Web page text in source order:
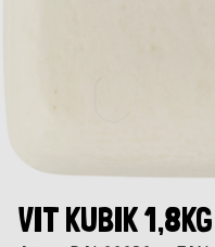
VIT KUBIK